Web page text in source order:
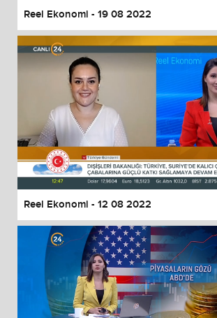
Reel Ekonomi - 19 08 2022
Reel Ekonomi - 12 08 2022